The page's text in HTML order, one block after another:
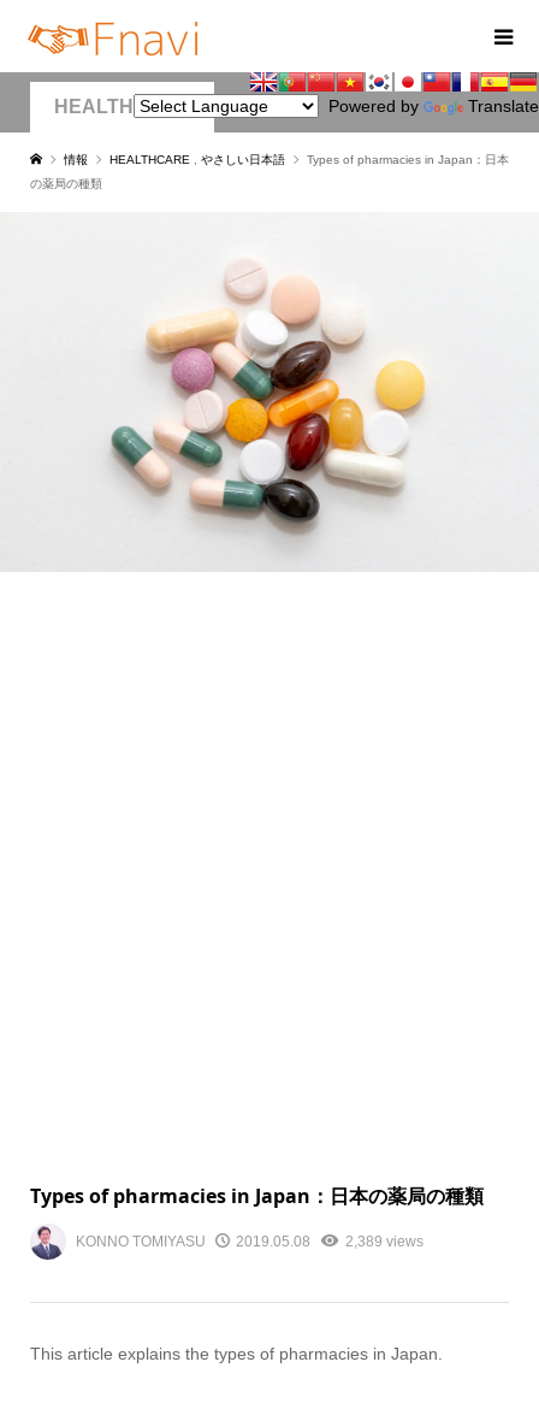
Powered by Translate
HEALTHCARE
情報 HEALTHCARE やさしい日本語
Types of pharmacies in Japan：日本
の薬局の種類
Types of pharmacies in Japan：日本の薬局の種類
KONNO TOMIYASU 2019.05.08 2,389 views
This article explains the types of pharmacies in Japan.